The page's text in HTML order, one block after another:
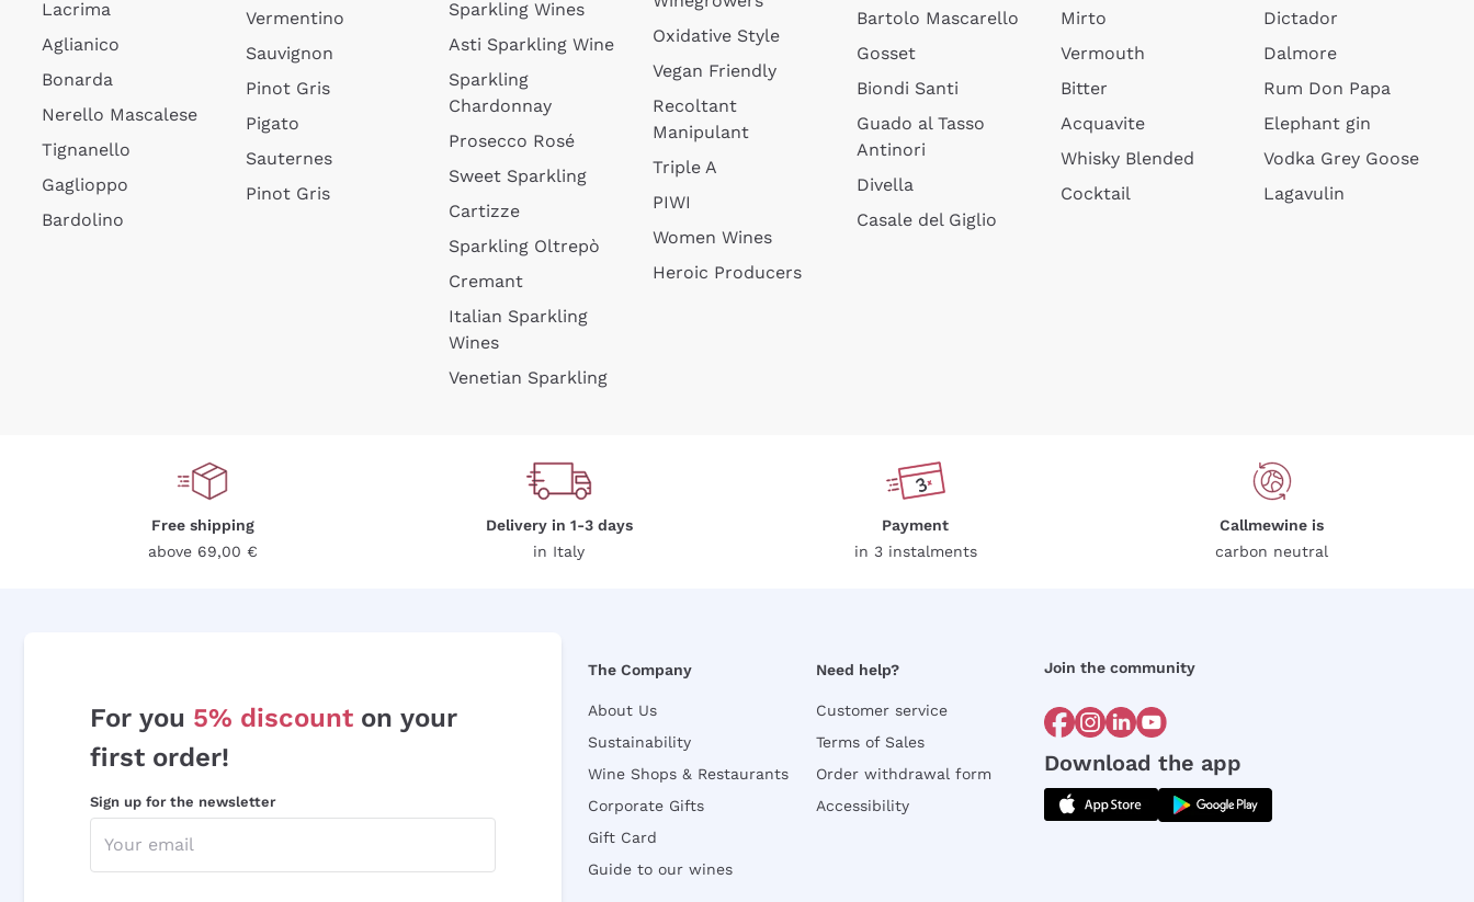
Lacrima
Aglianico
Bonarda
Nerello Mascalese
Tignanello
Gaglioppo
Bardolino
Vermentino
Sauvignon
Pinot Gris
Pigato
Sauternes
Pinot Gris
Sparkling Wines
Asti Sparkling Wine
Sparkling
Chardonnay
Prosecco Rosé
Sweet Sparkling
Cartizze
Sparkling Oltrepò
Cremant
Italian Sparkling
Wines
Venetian Sparkling
Oxidative Style
Vegan Friendly
Recoltant
Manipulant
Triple A
PIWI
Women Wines
Heroic Producers
Bartolo Mascarello
Gosset
Biondi Santi
Guado al Tasso
Antinori
Divella
Casale del Giglio
Mirto
Vermouth
Bitter
Acquavite
Whisky Blended
Cocktail
Dictador
Dalmore
Rum Don Papa
Elephant gin
Vodka Grey Goose
Lagavulin
Free shipping
above 69,00 €
Delivery in 1-3 days
in Italy
Payment
in 3 instalments
Callmewine is
carbon neutral
For you 5% discount on your
first order!
Sign up for the newsletter
The Company
About Us
Sustainability
Wine Shops & Restaurants
Corporate Gifts
Gift Card
Guide to our wines
Need help?
Customer service
Terms of Sales
Order withdrawal form
Accessibility
Join the community
Download the app